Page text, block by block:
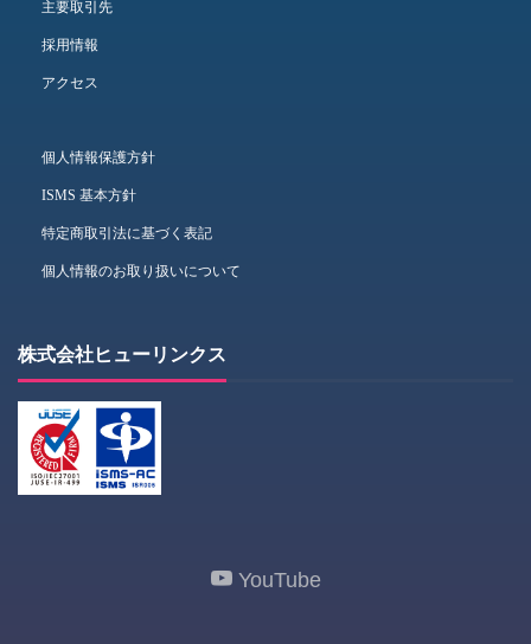
主要取引先
採用情報
アクセス
個人情報保護方針
ISMS 基本方針
特定商取引法に基づく表記
個人情報のお取り扱いについて
株式会社ヒューリンクス
YouTube